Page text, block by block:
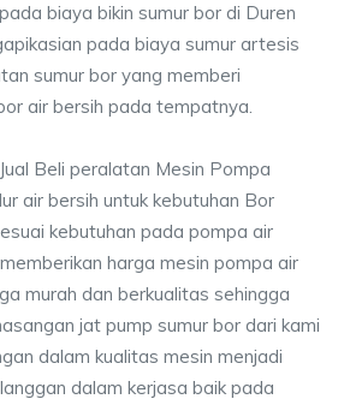
biaya bikin sumur bor di Duren
pada biaya sumur artesis
sumur bor yang memberi
air bersih pada tempatnya.
Beli peralatan Mesin Pompa
air bersih untuk kebutuhan Bor
kebutuhan pada pompa air
harga mesin pompa air
murah dan berkualitas sehingga
jat pump sumur bor dari kami
dalam kualitas mesin menjadi
dalam kerjasa baik pada